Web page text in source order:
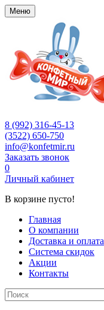
Меню
8 (992) 316-45-13
(3522) 650-750
info@konfetmir.ru
Заказать звонок
0
Личный кабинет
В корзине пусто!
Главная
О компании
Доставка и оплата
Система скидок
Акции
Контакты